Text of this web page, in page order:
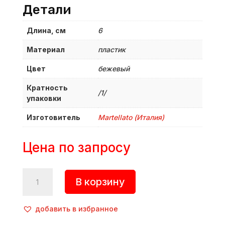
Детали
Длина, см 6
Материал пластик
Цвет бежевый
Кратность
упаковки
/1/
Изготовитель Martellato (Италия)
Цена по запросу
товара
для
В корзину
добавить в избранное